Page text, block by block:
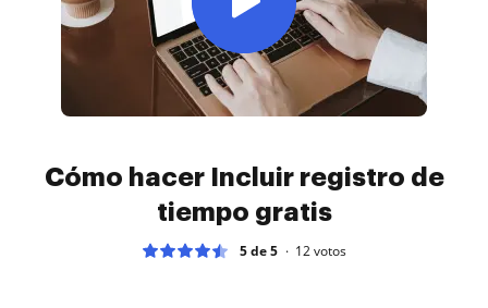
Cómo hacer Incluir registro de
tiempo gratis
5 de 5 12votos